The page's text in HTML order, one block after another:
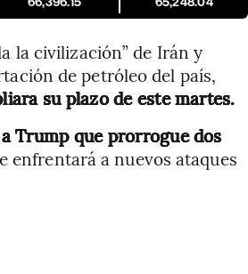
la civilización” de Irán y
de petróleo del país,
su plazo de este martes.
Trump que prorrogue dos
enfrentará a nuevos ataques